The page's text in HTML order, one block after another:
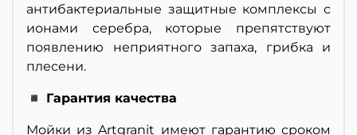
антибактериальные защитные комплексы с
ионами серебра, которые препятствуют
появлению неприятного запаха, грибка и
плесени.
◾ Гарантия качества
Мойки из Artgranit имеют гарантию сроком